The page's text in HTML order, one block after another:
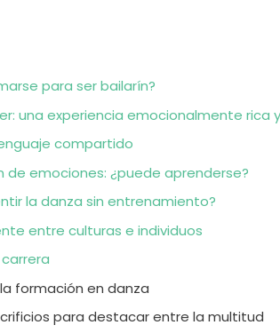
para ser bailarín?
una experiencia emocionalmente rica
compartido
de emociones: ¿puede aprenderse?
la danza sin entrenamiento?
entre culturas e individuos
formación en danza
para destacar entre la multitud